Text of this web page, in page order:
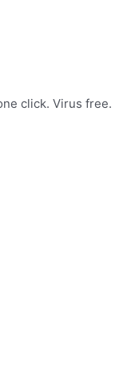
click. Virus free.